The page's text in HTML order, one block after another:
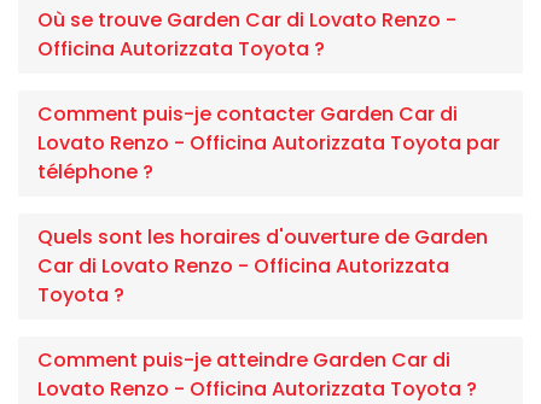
Où se trouve Garden Car di Lovato Renzo -
Officina Autorizzata Toyota ?
Comment puis-je contacter Garden Car di
Lovato Renzo - Officina Autorizzata Toyota par
téléphone ?
Quels sont les horaires d'ouverture de Garden
Car di Lovato Renzo - Officina Autorizzata
Toyota ?
Comment puis-je atteindre Garden Car di
Lovato Renzo - Officina Autorizzata Toyota ?